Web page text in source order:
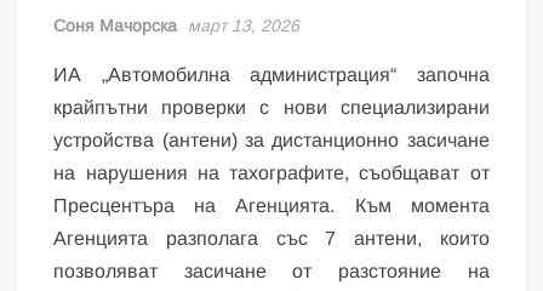
Соня Мачорска март 13, 2026
ИА „Автомобилна администрация“ започна
крайпътни проверки с нови специализирани
устройства (антени) за дистанционно засичане
на нарушения на тахографите, съобщават от
Пресцентъра на Агенцията. Към момента
Агенцията разполага със 7 антени, които
позволяват засичане от разстояние на